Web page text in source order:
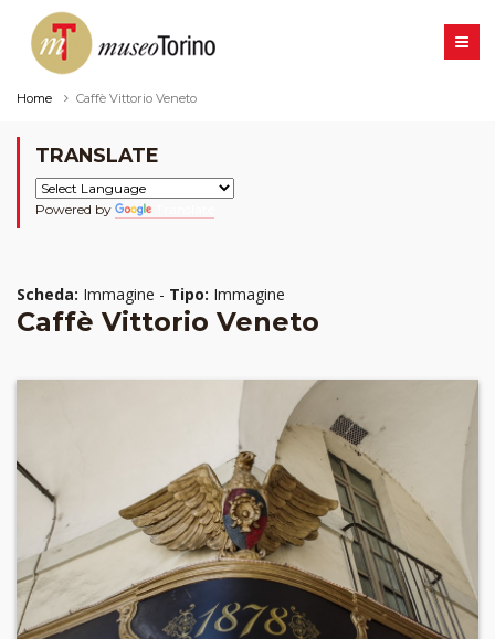
Home Caffè Vittorio Veneto
TRANSLATE
Powered by
Scheda: Immagine - Tipo: Immagine
Caffè Vittorio Veneto